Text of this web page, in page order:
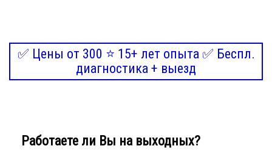
✅ Цены от 300 ⭐ 15+ лет опыта ✅ Беспл.
диагностика + выезд
Работаете ли Вы на выходных?